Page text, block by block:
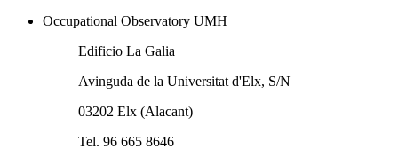
Occupational Observatory UMH
Edificio La Galia
Avinguda de la Universitat d'Elx, S/N
03202 Elx (Alacant)
Tel. 96 665 8646